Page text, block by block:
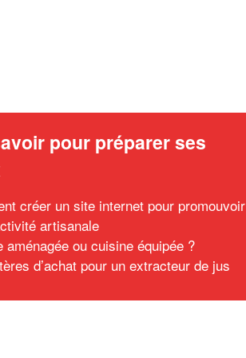
pour préparer ses
créer un site internet pour promouvoir
artisanale
aménagée ou cuisine équipée ?
d’achat pour un extracteur de jus